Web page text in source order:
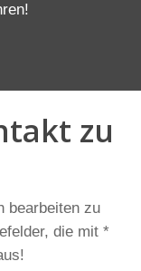
zu
bearbeiten zu
die mit *